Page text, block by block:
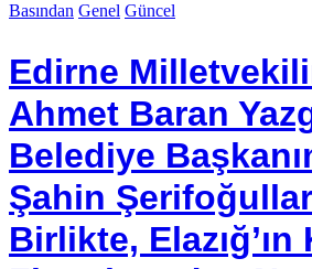
Basından Genel Güncel
Edirne
Ahmet Baran
Belediye
Şahin
Birlikte, Elazığ’ın